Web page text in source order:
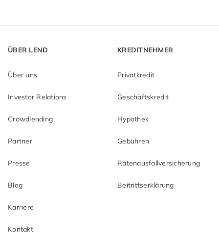
ÜBER LEND
Über uns
Investor Relations
Crowdlending
Partner
Presse
Blog
Karriere
Kontakt
KREDITNEHMER
Privatkredit
Geschäftskredit
Hypothek
Gebühren
Ratenausfallversicherung
Beitrittserklärung